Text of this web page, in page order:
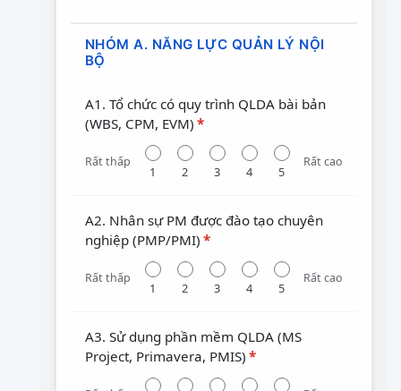
NHÓM A. NĂNG LỰC QUẢN LÝ NỘI
BỘ
A1. Tổ chức có quy trình QLDA bài bản
(WBS, CPM, EVM) *
Rất thấp
1 2 3 4 5
Rất cao
A2. Nhân sự PM được đào tạo chuyên
nghiệp (PMP/PMI) *
Rất thấp
1 2 3 4 5
Rất cao
A3. Sử dụng phần mềm QLDA (MS
Project, Primavera, PMIS) *